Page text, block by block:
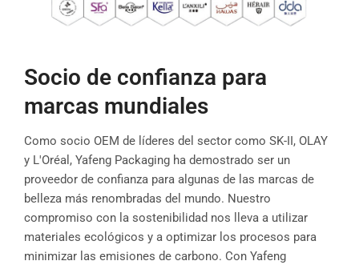
Socio de confianza para
marcas mundiales
Como socio OEM de líderes del sector como SK-II, OLAY
y L'Oréal, Yafeng Packaging ha demostrado ser un
proveedor de confianza para algunas de las marcas de
belleza más renombradas del mundo. Nuestro
compromiso con la sostenibilidad nos lleva a utilizar
materiales ecológicos y a optimizar los procesos para
minimizar las emisiones de carbono. Con Yafeng